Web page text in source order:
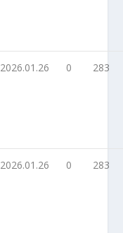
2026.01.26 0 283
2026.01.26 0 283